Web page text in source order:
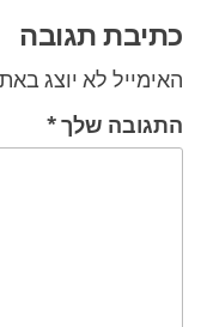
כתיבת תגובה
האימייל לא יוצג
התגובה שלך*